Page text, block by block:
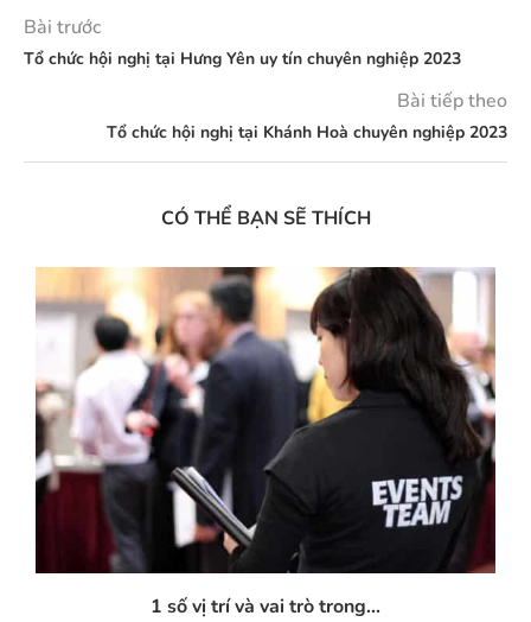
Bài trước
Tổ chức hội nghị tại Hưng Yên uy tín chuyên nghiệp 2023
Bài tiếp theo
Tổ chức hội nghị tại Khánh Hoà chuyên nghiệp 2023
CÓ THỂ BẠN SẼ THÍCH
1 số vị trí và vai trò trong...